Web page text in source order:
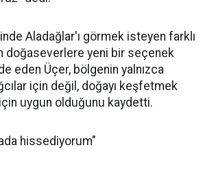
Aladağlar'ı görmek isteyen farklı
doğaseverlere yeni bir seçenek
eden Üçer, bölgenin yalnızca
için değil, doğayı keşfetmek
uygun olduğunu kaydetti.
hissediyorum"